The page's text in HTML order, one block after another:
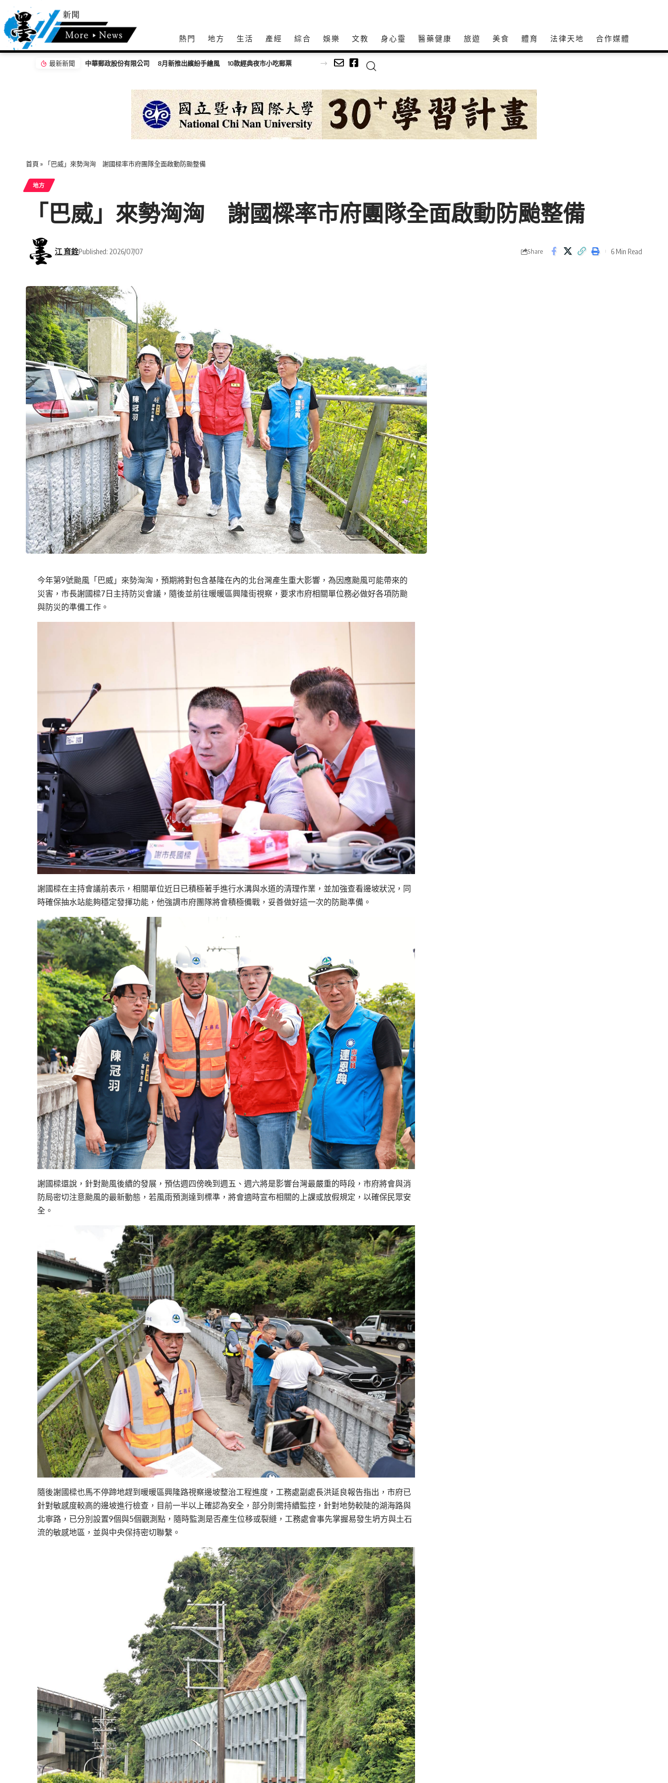
熱門 地方 生活 產經 綜合 娛樂 文教 身心𩆜 醫藥健康 旅遊 美食 體育 法律天地 合作媒體
最新新聞
首頁 » 「巴威」來勢洶洶 謝國樑率市府團隊全面啟動防颱整備
地方
「巴威」來勢洶洶 謝國樑率市府團隊全面啟動防颱整備
江 育銓Published: 2026/07/07 Share 6 Min Read
今年第9號颱風「巴威」來勢洶洶，預期將對包含基隆在內的北台灣產生重大影響，為因應颱風可能帶來的
災害，市長謝國樑7日主持防災會議，隨後並前往暖暖區興隆街視察，要求市府相關單位務必做好各項防颱
與防災的準備工作。
謝國樑在主持會議前表示，相關單位近日已積極著手進行水溝與水道的清理作業，並加強查看邊坡狀況，同
時確保抽水站能夠穩定發揮功能，他強調市府團隊將會積極備戰，妥善做好這一次的防颱準備。
謝國樑還說，針對颱風後續的發展，預估週四傍晚到週五、週六將是影響台灣最嚴重的時段，市府將會與消
防局密切注意颱風的最新動態，若風雨預測達到標準，將會適時宣布相關的上課或放假規定，以確保民眾安
全。
隨後謝國樑也馬不停蹄地趕到暖暖區興隆路視察邊坡整治工程進度，工務處副處長洪延良報告指出，市府已
針對敏感度較高的邊坡進行檢查，目前一半以上確認為安全，部分則需持續監控，針對地勢較陡的湖海路與
北寧路，已分別設置9個與5個觀測點，隨時監測是否產生位移或裂縫，工務處會事先掌握易發生坍方與土石
流的敏感地區，並與中央保持密切聯繫。